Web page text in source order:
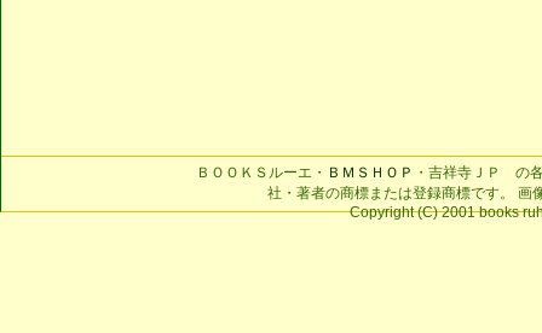
ＢＯＯＫＳルーエ・ ＢＭＳＨＯＰ ・吉祥寺ＪＰ の
社・著者の商標または登録商標です。 画
Copyright (C) 2001 books